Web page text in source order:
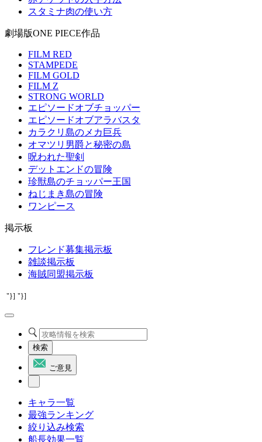
スタミナ肉の使い方
劇場版ONE PIECE作品
FILM RED
STAMPEDE
FILM GOLD
FILM Z
STRONG WORLD
エピソードオブチョッパー
エピソードオブアラバスタ
カラクリ島のメカ巨兵
オマツリ男爵と秘密の島
呪われた聖剣
デットエンドの冒険
珍獣島のチョッパー王国
ねじまき島の冒険
ワンピース
掲示板
フレンド募集掲示板
雑談掲示板
海賊同盟掲示板
"}] "}]
検索
ご意見
キャラ一覧
最強ランキング
絞り込み検索
船長効果一覧